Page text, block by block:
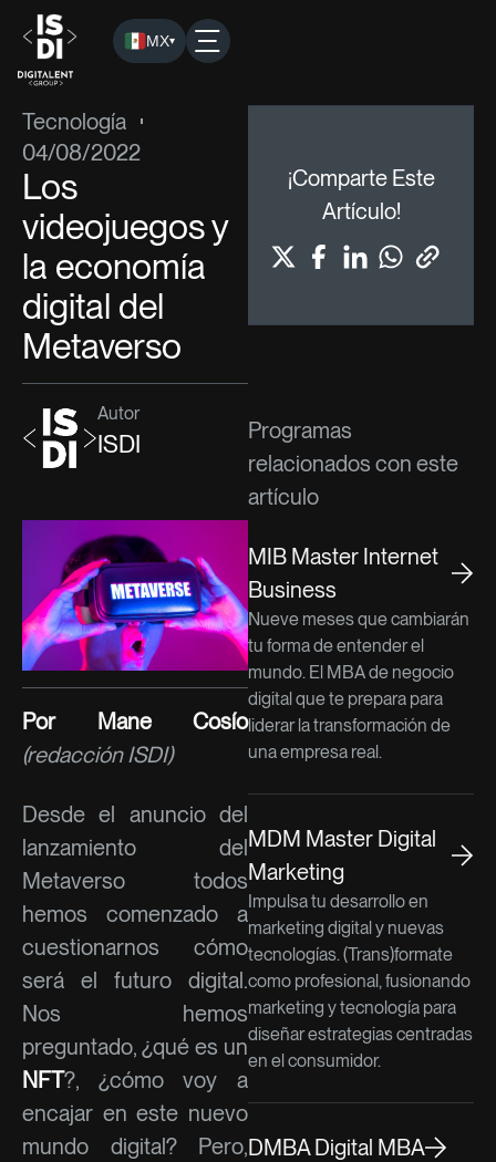
MX▾
ISDI›Blog
Tecnología
04/08/2022
Los
videojuegos y
la economía
digital del
Metaverso
Autor
ISDI
Por Mane Cosío
(redacción ISDI)
Desde el anuncio del
lanzamiento del
Metaverso todos
hemos comenzado a
cuestionarnos cómo
será el futuro digital.
Nos hemos
preguntado, ¿qué es un
NFT?, ¿cómo voy a
encajar en este nuevo
mundo digital? Pero,
¡Comparte Este
Artículo!
Programas
relacionados con este
artículo
MIB Master Internet
Business
Nueve meses que cambiarán
tu forma de entender el
mundo. El MBA de negocio
digital que te prepara para
liderar la transformación de
una empresa real.
MDM Master Digital
Marketing
Impulsa tu desarrollo en
marketing digital y nuevas
tecnologías. (Trans)formate
como profesional, fusionando
marketing y tecnología para
diseñar estrategias centradas
en el consumidor.
DMBA Digital MBA